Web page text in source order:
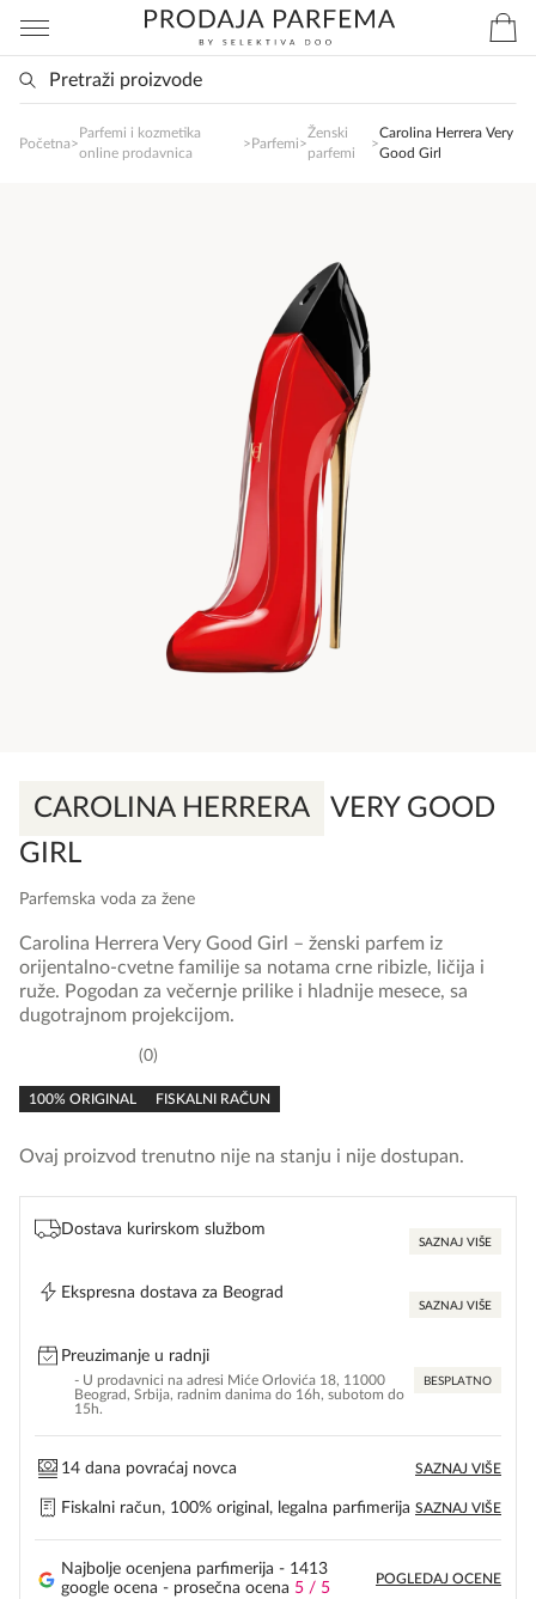
Početna>
Parfemi i kozmetika
online prodavnica
>Parfemi>
Ženski
parfemi
>
Carolina Herrera Very
Good Girl
CAROLINA HERRERA
VERY GOOD
GIRL
Parfemska voda za žene
rating
0
100% ORIGINAL FISKALNI RAČUN
Carolina Herrera Very Good Girl – ženski parfem iz
orijentalno-cvetne familije sa notama crne ribizle, ličija i
ruže. Pogodan za večernje prilike i hladnije mesece, sa
dugotrajnom projekcijom.
Ovaj proizvod trenutno nije na stanju i nije dostupan.
Dostava kurirskom službom
SAZNAJ VIŠE
Ekspresna dostava za Beograd
SAZNAJ VIŠE
Preuzimanje u radnji
- U prodavnici na adresi Miće Orlovića 18, 11000
Beograd, Srbija, radnim danima do 16h, subotom do
15h.
BESPLATNO
14 dana povraćaj novca SAZNAJ VIŠE
Fiskalni račun, 100% original, legalna parfimerija SAZNAJ VIŠE
Najbolje ocenjena parfimerija - 1413
google ocena - prosečna ocena 5 / 5
POGLEDAJ OCENE
SlađanAi Asistent
poručite svoj omiljeni parfem danas ali i za